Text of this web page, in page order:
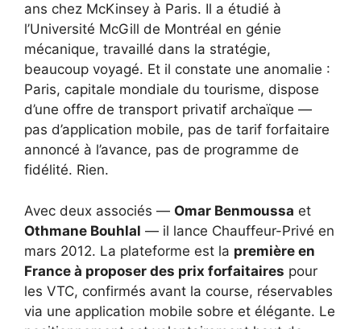
ans chez McKinsey à Paris. Il a étudié à
l’Université McGill de Montréal en génie
mécanique, travaillé dans la stratégie,
beaucoup voyagé. Et il constate une anomalie :
Paris, capitale mondiale du tourisme, dispose
d’une offre de transport privatif archaïque —
pas d’application mobile, pas de tarif forfaitaire
annoncé à l’avance, pas de programme de
fidélité. Rien.
Avec deux associés — Omar Benmoussa et
Othmane Bouhlal — il lance Chauffeur-Privé en
mars 2012. La plateforme est la première en
France à proposer des prix forfaitaires pour
les VTC, confirmés avant la course, réservables
via une application mobile sobre et élégante. Le